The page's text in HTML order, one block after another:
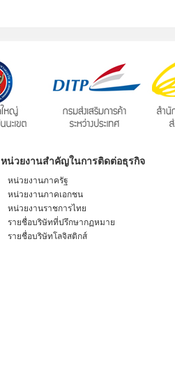
หน่วยงานสำคัญในการติดต่อธุรกิจ
หน่วยงานภาครัฐ
หน่วยงานภาคเอกชน
หน่วยงานราชการไทย
รายชื่อบริษัทที่ปรึกษากฏหมาย
รายชื่อบริษัทโลจิสติกส์